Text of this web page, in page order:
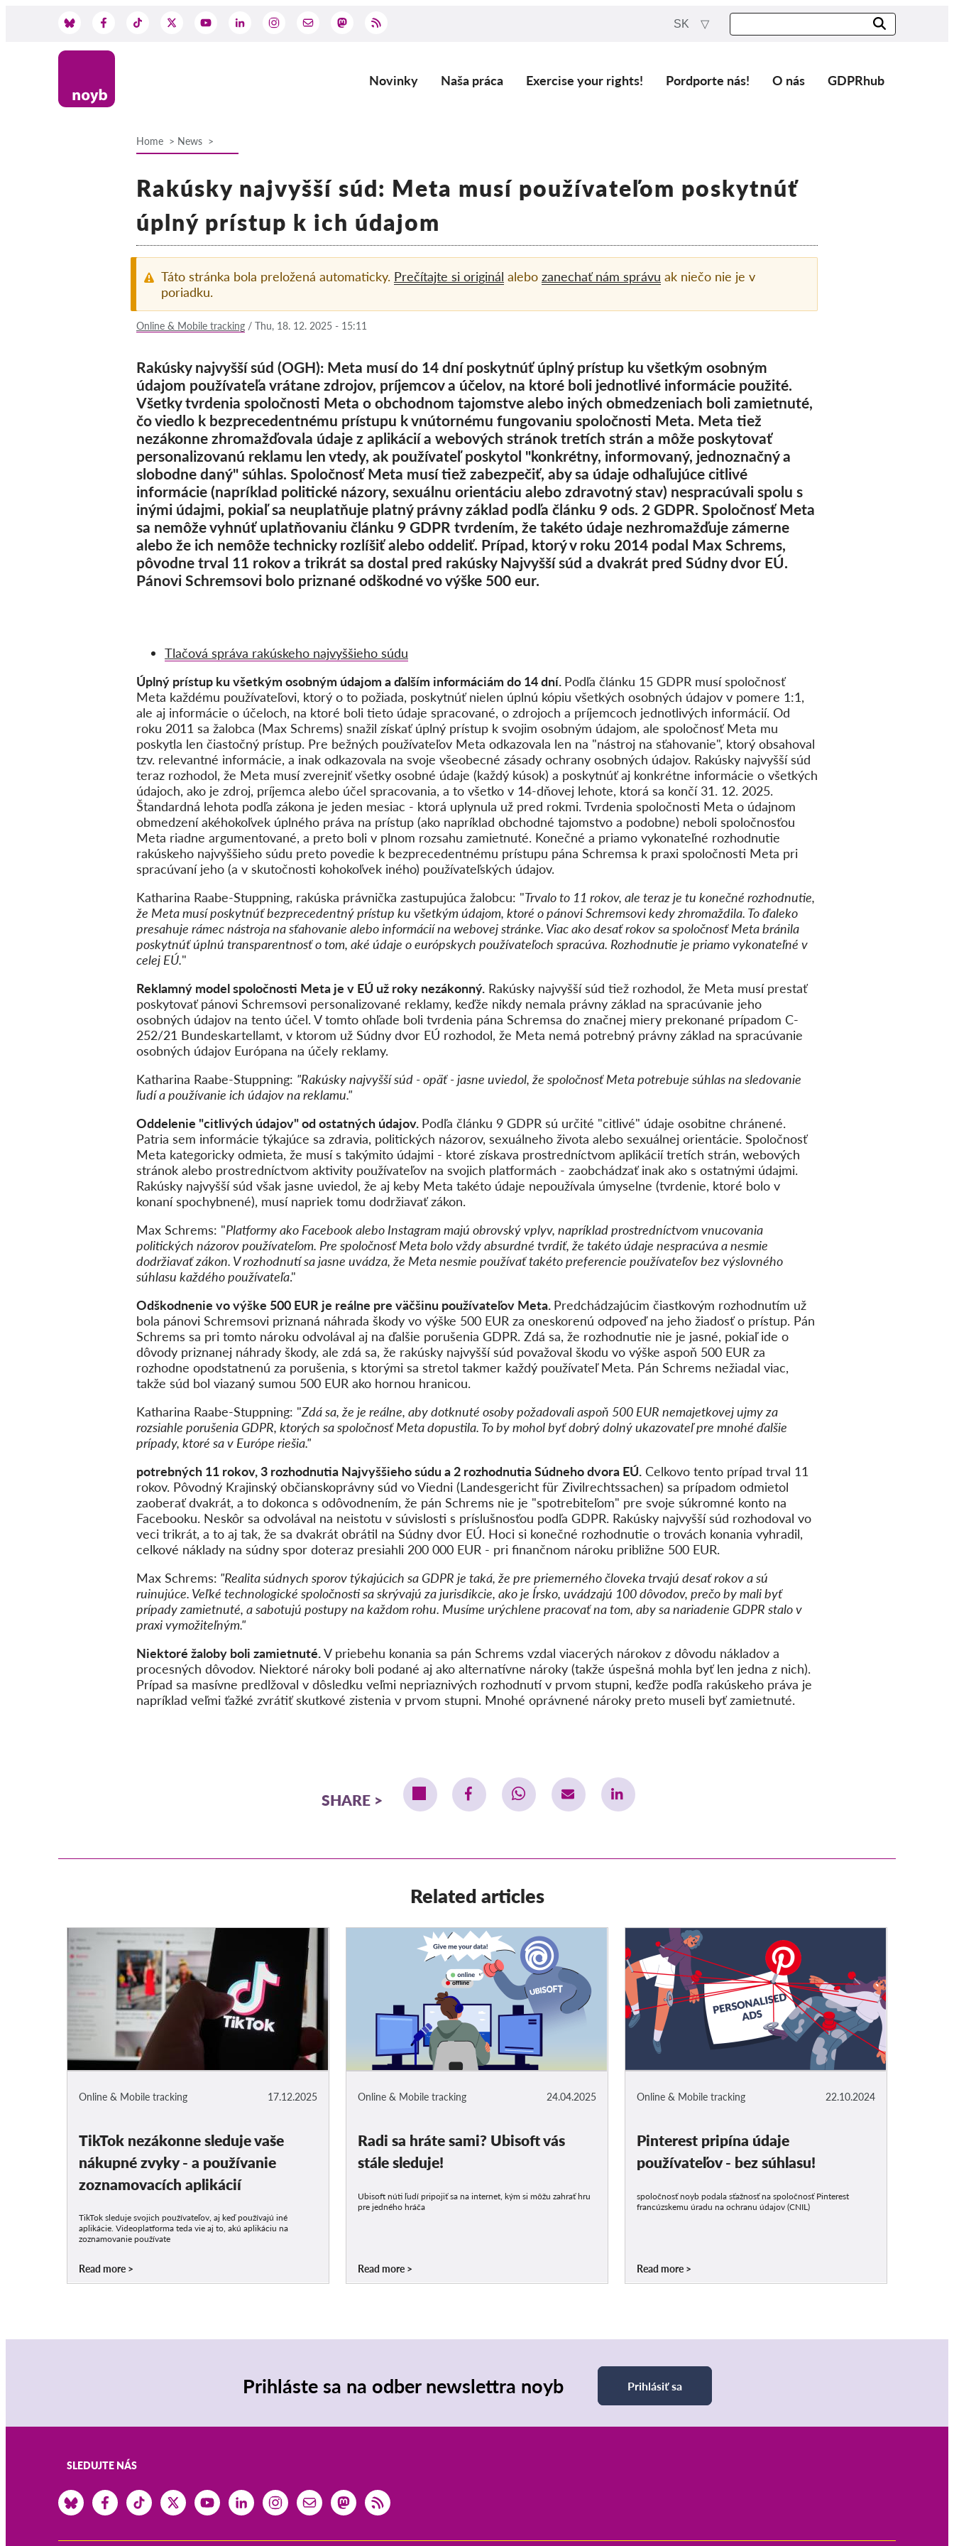
SK
Main
Novinky Naša práca Exercise your rights! Pordporte nás! O nás GDPRhub
Home News
Rakúsky najvyšší súd: Meta musí používateľom poskytnúť
úplný prístup k ich údajom
Táto stránka bola preložená automaticky. Prečítajte si originál alebo zanechať nám správu ak niečo nie je v
poriadku.
Online & Mobile tracking / Thu, 18. 12. 2025 - 15:11
Rakúsky najvyšší súd (OGH): Meta musí do 14 dní poskytnúť úplný prístup ku všetkým osobným
údajom používateľa vrátane zdrojov, príjemcov a účelov, na ktoré boli jednotlivé informácie použité.
Všetky tvrdenia spoločnosti Meta o obchodnom tajomstve alebo iných obmedzeniach boli zamietnuté,
čo viedlo k bezprecedentnému prístupu k vnútornému fungovaniu spoločnosti Meta. Meta tiež
nezákonne zhromažďovala údaje z aplikácií a webových stránok tretích strán a môže poskytovať
personalizovanú reklamu len vtedy, ak používateľ poskytol "konkrétny, informovaný, jednoznačný a
slobodne daný" súhlas. Spoločnosť Meta musí tiež zabezpečiť, aby sa údaje odhaľujúce citlivé
informácie (napríklad politické názory, sexuálnu orientáciu alebo zdravotný stav) nespracúvali spolu s
inými údajmi, pokiaľ sa neuplatňuje platný právny základ podľa článku 9 ods. 2 GDPR. Spoločnosť Meta
sa nemôže vyhnúť uplatňovaniu článku 9 GDPR tvrdením, že takéto údaje nezhromažďuje zámerne
alebo že ich nemôže technicky rozlíšiť alebo oddeliť. Prípad, ktorý v roku 2014 podal Max Schrems,
pôvodne trval 11 rokov a trikrát sa dostal pred rakúsky Najvyšší súd a dvakrát pred Súdny dvor EÚ.
Pánovi Schremsovi bolo priznané odškodné vo výške 500 eur.
Tlačová správa rakúskeho najvyššieho súdu
Úplný prístup ku všetkým osobným údajom a ďalším informáciám do 14 dní. Podľa článku 15 GDPR musí spoločnosť
Meta každému používateľovi, ktorý o to požiada, poskytnúť nielen úplnú kópiu všetkých osobných údajov v pomere 1:1,
ale aj informácie o účeloch, na ktoré boli tieto údaje spracované, o zdrojoch a príjemcoch jednotlivých informácií. Od
roku 2011 sa žalobca (Max Schrems) snažil získať úplný prístup k svojim osobným údajom, ale spoločnosť Meta mu
poskytla len čiastočný prístup. Pre bežných používateľov Meta odkazovala len na "nástroj na sťahovanie", ktorý obsahoval
tzv. relevantné informácie, a inak odkazovala na svoje všeobecné zásady ochrany osobných údajov. Rakúsky najvyšší súd
teraz rozhodol, že Meta musí zverejniť všetky osobné údaje (každý kúsok) a poskytnúť aj konkrétne informácie o všetkých
údajoch, ako je zdroj, príjemca alebo účel spracovania, a to všetko v 14-dňovej lehote, ktorá sa končí 31. 12. 2025.
Štandardná lehota podľa zákona je jeden mesiac - ktorá uplynula už pred rokmi. Tvrdenia spoločnosti Meta o údajnom
obmedzení akéhokoľvek úplného práva na prístup (ako napríklad obchodné tajomstvo a podobne) neboli spoločnosťou
Meta riadne argumentované, a preto boli v plnom rozsahu zamietnuté. Konečné a priamo vykonateľné rozhodnutie
rakúskeho najvyššieho súdu preto povedie k bezprecedentnému prístupu pána Schremsa k praxi spoločnosti Meta pri
spracúvaní jeho (a v skutočnosti kohokoľvek iného) používateľských údajov.
Katharina Raabe-Stuppning, rakúska právnička zastupujúca žalobcu: "Trvalo to 11 rokov, ale teraz je tu konečné rozhodnutie,
že Meta musí poskytnúť bezprecedentný prístup ku všetkým údajom, ktoré o pánovi Schremsovi kedy zhromaždila. To ďaleko
presahuje rámec nástroja na sťahovanie alebo informácií na webovej stránke. Viac ako desať rokov sa spoločnosť Meta bránila
poskytnúť úplnú transparentnosť o tom, aké údaje o európskych používateľoch spracúva. Rozhodnutie je priamo vykonateľné v
celej EÚ."
Reklamný model spoločnosti Meta je v EÚ už roky nezákonný. Rakúsky najvyšší súd tiež rozhodol, že Meta musí prestať
poskytovať pánovi Schremsovi personalizované reklamy, keďže nikdy nemala právny základ na spracúvanie jeho
osobných údajov na tento účel. V tomto ohľade boli tvrdenia pána Schremsa do značnej miery prekonané prípadom C-
252/21 Bundeskartellamt, v ktorom už Súdny dvor EÚ rozhodol, že Meta nemá potrebný právny základ na spracúvanie
osobných údajov Európana na účely reklamy.
Katharina Raabe-Stuppning: "Rakúsky najvyšší súd - opäť - jasne uviedol, že spoločnosť Meta potrebuje súhlas na sledovanie
ľudí a používanie ich údajov na reklamu."
Oddelenie "citlivých údajov" od ostatných údajov. Podľa článku 9 GDPR sú určité "citlivé" údaje osobitne chránené.
Patria sem informácie týkajúce sa zdravia, politických názorov, sexuálneho života alebo sexuálnej orientácie. Spoločnosť
Meta kategoricky odmieta, že musí s takýmito údajmi - ktoré získava prostredníctvom aplikácií tretích strán, webových
stránok alebo prostredníctvom aktivity používateľov na svojich platformách - zaobchádzať inak ako s ostatnými údajmi.
Rakúsky najvyšší súd však jasne uviedol, že aj keby Meta takéto údaje nepoužívala úmyselne (tvrdenie, ktoré bolo v
konaní spochybnené), musí napriek tomu dodržiavať zákon.
Max Schrems: "Platformy ako Facebook alebo Instagram majú obrovský vplyv, napríklad prostredníctvom vnucovania
politických názorov používateľom. Pre spoločnosť Meta bolo vždy absurdné tvrdiť, že takéto údaje nespracúva a nesmie
dodržiavať zákon. V rozhodnutí sa jasne uvádza, že Meta nesmie používať takéto preferencie používateľov bez výslovného
súhlasu každého používateľa."
Odškodnenie vo výške 500 EUR je reálne pre väčšinu používateľov Meta. Predchádzajúcim čiastkovým rozhodnutím už
bola pánovi Schremsovi priznaná náhrada škody vo výške 500 EUR za oneskorenú odpoveď na jeho žiadosť o prístup. Pán
Schrems sa pri tomto nároku odvolával aj na ďalšie porušenia GDPR. Zdá sa, že rozhodnutie nie je jasné, pokiaľ ide o
dôvody priznanej náhrady škody, ale zdá sa, že rakúsky najvyšší súd považoval škodu vo výške aspoň 500 EUR za
rozhodne opodstatnenú za porušenia, s ktorými sa stretol takmer každý používateľ Meta. Pán Schrems nežiadal viac,
takže súd bol viazaný sumou 500 EUR ako hornou hranicou.
Katharina Raabe-Stuppning: "Zdá sa, že je reálne, aby dotknuté osoby požadovali aspoň 500 EUR nemajetkovej ujmy za
rozsiahle porušenia GDPR, ktorých sa spoločnosť Meta dopustila. To by mohol byť dobrý dolný ukazovateľ pre mnohé ďalšie
prípady, ktoré sa v Európe riešia."
potrebných 11 rokov, 3 rozhodnutia Najvyššieho súdu a 2 rozhodnutia Súdneho dvora EÚ. Celkovo tento prípad trval 11
rokov. Pôvodný Krajinský občianskoprávny súd vo Viedni (Landesgericht für Zivilrechtssachen) sa prípadom odmietol
zaoberať dvakrát, a to dokonca s odôvodnením, že pán Schrems nie je "spotrebiteľom" pre svoje súkromné konto na
Facebooku. Neskôr sa odvolával na neistotu v súvislosti s príslušnosťou podľa GDPR. Rakúsky najvyšší súd rozhodoval vo
veci trikrát, a to aj tak, že sa dvakrát obrátil na Súdny dvor EÚ. Hoci si konečné rozhodnutie o trovách konania vyhradil,
celkové náklady na súdny spor doteraz presiahli 200 000 EUR - pri finančnom nároku približne 500 EUR.
Max Schrems: "Realita súdnych sporov týkajúcich sa GDPR je taká, že pre priemerného človeka trvajú desať rokov a sú
ruinujúce. Veľké technologické spoločnosti sa skrývajú za jurisdikcie, ako je Írsko, uvádzajú 100 dôvodov, prečo by mali byť
prípady zamietnuté, a sabotujú postupy na každom rohu. Musíme urýchlene pracovať na tom, aby sa nariadenie GDPR stalo v
praxi vymožiteľným."
Niektoré žaloby boli zamietnuté.V priebehu konania sa pán Schrems vzdal viacerých nárokov z dôvodu nákladov a
procesných dôvodov. Niektoré nároky boli podané aj ako alternatívne nároky (takže úspešná mohla byť len jedna z nich).
Prípad sa masívne predlžoval v dôsledku veľmi nepriaznivých rozhodnutí v prvom stupni, keďže podľa rakúskeho práva je
napríklad veľmi ťažké zvrátiť skutkové zistenia v prvom stupni. Mnohé oprávnené nároky preto museli byť zamietnuté.
SHARE
Related articles
17.12.2025
Online & Mobile tracking
TikTok nezákonne sleduje vaše
nákupné zvyky - a používanie
zoznamovacích aplikácií
TikTok sleduje svojich používateľov, aj keď používajú iné
aplikácie. Videoplatforma teda vie aj to, akú aplikáciu na
zoznamovanie používate
Read more
24.04.2025
Online & Mobile tracking
Radi sa hráte sami? Ubisoft vás
stále sleduje!
Ubisoft núti ľudí pripojiť sa na internet, kým si môžu zahrať hru
pre jedného hráča
Read more
22.10.2024
Online & Mobile tracking
Pinterest pripína údaje
používateľov - bez súhlasu!
spoločnosť noyb podala sťažnosť na spoločnosť Pinterest
francúzskemu úradu na ochranu údajov (CNIL)
Read more
Prihláste sa na odber newslettra noyb Prihlásiť sa
SLEDUJTE NÁS